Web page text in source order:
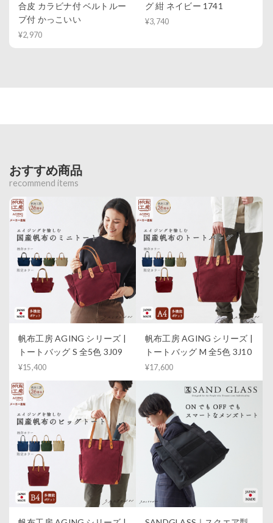
合皮 カラビナ付 ベルトルー
プ付 かっこいい
¥2,970
グ 紺 ネイビー 1741
¥3,740
おすすめ商品
recommend items
帆布工房 AGING シリーズ |
トートバッグ S 全5色 3J09
¥15,400
帆布工房 AGING シリーズ |
トートバッグ M 全5色 3J10
¥17,600